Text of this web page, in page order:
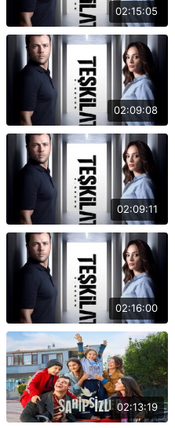
02:15:05
02:09:08
02:09:11
02:16:00
02:13:19